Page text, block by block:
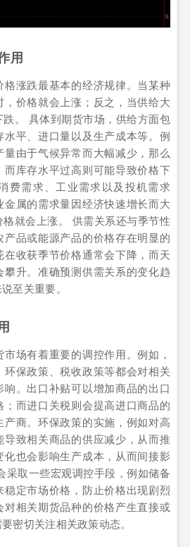
用
涨跌最基本的经济规律。当某种
价格就会上涨；反之，当供给大
。 具体到期货市场，供给方面包
平、进口量以及生产成本等。例
由于气候异常而大幅减少，那么
库存水平过高则可能导致价格下
费需求、工业需求以及投机需求
属的需求量因经济快速增长而大
就会上涨。 供需关系还与季节性
品或能源产品的价格存在明显的
收获季节价格通常会下降，而天
升。准确预测供需关系的变化趋
至关重要。
场有着重要的调控作用。例如，
保政策、税收政策等都会对相关
。出口补贴可以增加商品的出口
而进口关税则会提高进口商品的
商。环保政策的实施，例如对高
致相关商品的供应减少，从而推
也会影响生产成本，从而间接影
采取一些宏观调控手段，例如储备
定市场价格，防止价格出现剧烈
相关期货品种的价格产生直接或
密切关注相关政策动态。